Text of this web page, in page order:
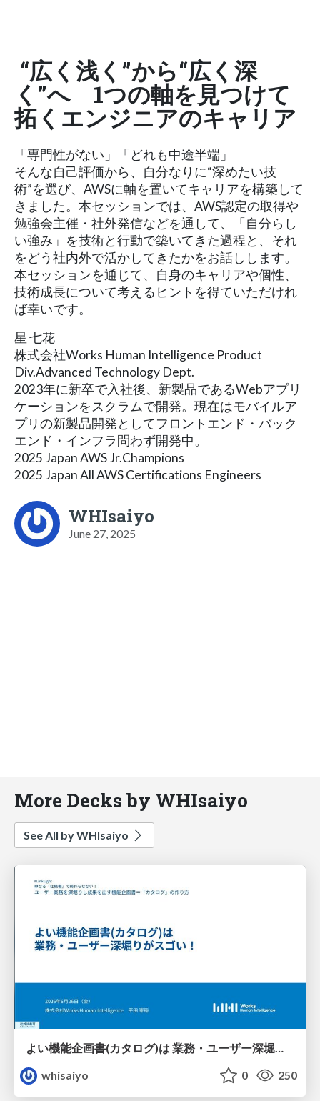
“広く浅く”から“広く深
く”へ 1つの軸を見つけて
拓くエンジニアのキャリア
「専門性がない」「どれも中途半端」
そんな自己評価から、自分なりに“深めたい技
術”を選び、AWSに軸を置いてキャリアを構築して
きました。本セッションでは、AWS認定の取得や
勉強会主催・社外発信などを通して、「自分らし
い強み」を技術と行動で築いてきた過程と、それ
をどう社内外で活かしてきたかをお話しします。
本セッションを通じて、自身のキャリアや個性、
技術成長について考えるヒントを得ていただけれ
ば幸いです。
星 七花
株式会社Works Human Intelligence Product
Div.Advanced Technology Dept.
2023年に新卒で入社後、新製品であるWebアプリ
ケーションをスクラムで開発。現在はモバイルア
プリの新製品開発としてフロントエンド・バック
エンド・インフラ問わず開発中。
2025 Japan AWS Jr.Champions
2025 Japan All AWS Certifications Engineers
WHIsaiyo
June 27, 2025
More Decks by WHIsaiyo
See All by WHIsaiyo
よい機能企画書(カタログ)は 業務・ユーザー深堀りがスゴい！
whisaiyo
0 250